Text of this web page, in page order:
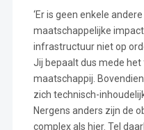
‘Er is geen enkele
maatschappelijke
infrastructuur niet op
Jij bepaalt dus mede
maatschappij.
zich technisch-
Nergens anders zijn de
complex als hier. Tel